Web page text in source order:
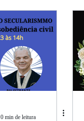
0 min de leitura